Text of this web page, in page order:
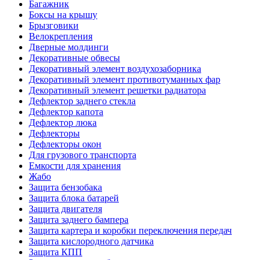
Багажник
Боксы на крышу
Брызговики
Велокрепления
Дверные молдинги
Декоративные обвесы
Декоративный элемент воздухозаборника
Декоративный элемент противотуманных фар
Декоративный элемент решетки радиатора
Дефлектор заднего стекла
Дефлектор капота
Дефлектор люка
Дефлекторы
Дефлекторы окон
Для грузового транспорта
Емкости для хранения
Жабо
Защита бензобака
Защита блока батарей
Защита двигателя
Защита заднего бампера
Защита картера и коробки переключения передач
Защита кислородного датчика
Защита КПП